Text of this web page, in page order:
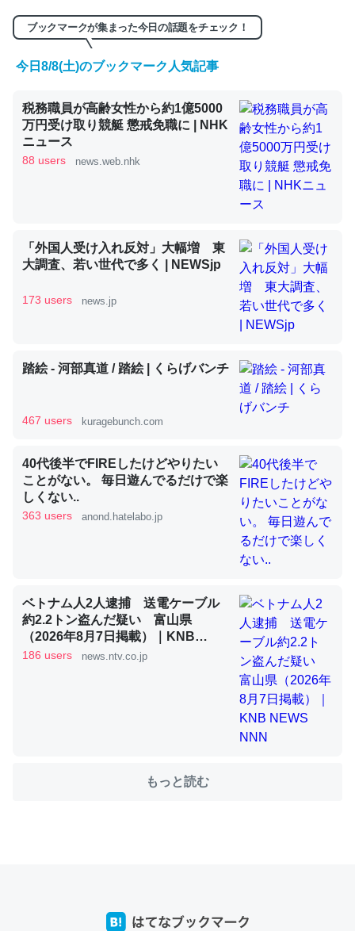
くらい。小説でいう「ずっと前の伏線」は回収されないけ
ど、短期記憶というには多い分量。進化すればするほど分
かりやすく強くなりそう
─GPTの仕組みと限界についての考察（１） - conceptualization
昆虫ってカルシウム少ないのか。知らんかった。調べたら
コオロギのカルシウム分はエビの600分の1程度。
─ニュース :: 【研究発表】昆虫学の大問題＝「昆虫はなぜ海にいな
論文では「淡水はカルシウムも酸素も不足してて両方に不
いる鋏角類（カブトガニ・ウミグモ）はカルシウムを使わ
ずキチンを強化してる筈だが、酵素が違うのか？
─ニュース :: 【研究発表】昆虫学の大問題＝「昆虫はなぜ海にいな
いのか」に関する新仮説
これを元に考えるとカルシウムを大量に使う脊椎動物と貝
類は苦労してるんだな…。腹足類だと殻を無くしてナメク
ジになったり努力してるし。
─ニュース :: 【研究発表】昆虫学の大問題＝「昆虫はなぜ海にいな
ウチもEchoを実家に置いて４年。でたまに覗いてる。ぼ
ブックマークが集まった今日の話題をチェック！
今日8/8(土)のブックマーク人気記事
税務職員が高齢女性から約1億5000
万円受け取り競艇 懲戒免職に | NHK
ニュース
88 users news.web.nhk
「外国人受け入れ反対」大幅増 東
大調査、若い世代で多く | NEWSjp
173 users news.jp
踏絵 - 河部真道 / 踏絵 | くらげバンチ
467 users kuragebunch.com
40代後半でFIREしたけどやりたい
ことがない。 毎日遊んでるだけで楽
しくない..
363 users anond.hatelabo.jp
ベトナム人2人逮捕 送電ケーブル
約2.2トン盗んだ疑い 富山県
（2026年8月7日掲載）｜KNB
NEWS NNN
186 users news.ntv.co.jp
もっと読む